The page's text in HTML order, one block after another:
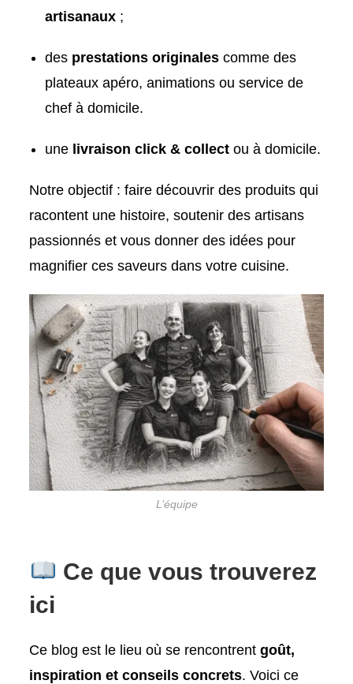
artisanaux ;
des prestations originales comme des
plateaux apéro, animations ou service de
chef à domicile.
une livraison click & collect ou à domicile.
Notre objectif : faire découvrir des produits qui
racontent une histoire, soutenir des artisans
passionnés et vous donner des idées pour
magnifier ces saveurs dans votre cuisine.
L’équipe
Ce que vous trouverez
ici
Ce blog est le lieu où se rencontrentgoût,
inspiration et conseils concrets. Voici ce